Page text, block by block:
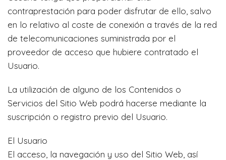
contraprestación para poder disfrutar de ello, salvo
en lo relativo al coste de conexión a través de la red
de telecomunicaciones suministrada por el
proveedor de acceso que hubiere contratado el
Usuario.
La utilización de alguno de los Contenidos o
Servicios del Sitio Web podrá hacerse mediante la
suscripción o registro previo del Usuario.
El Usuario
El acceso, la navegación y uso del Sitio Web, así